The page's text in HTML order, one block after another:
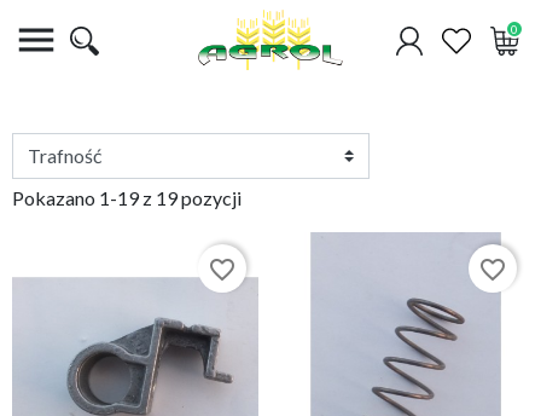
 0
Pokazano 1-19 z 19 pozycji
favorite_border favorite_border